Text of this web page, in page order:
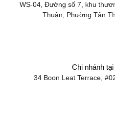
WS-04, Đường số 7, khu
Thuận, Phường Tân
Chi nhánh
34 Boon Leat Terrace,